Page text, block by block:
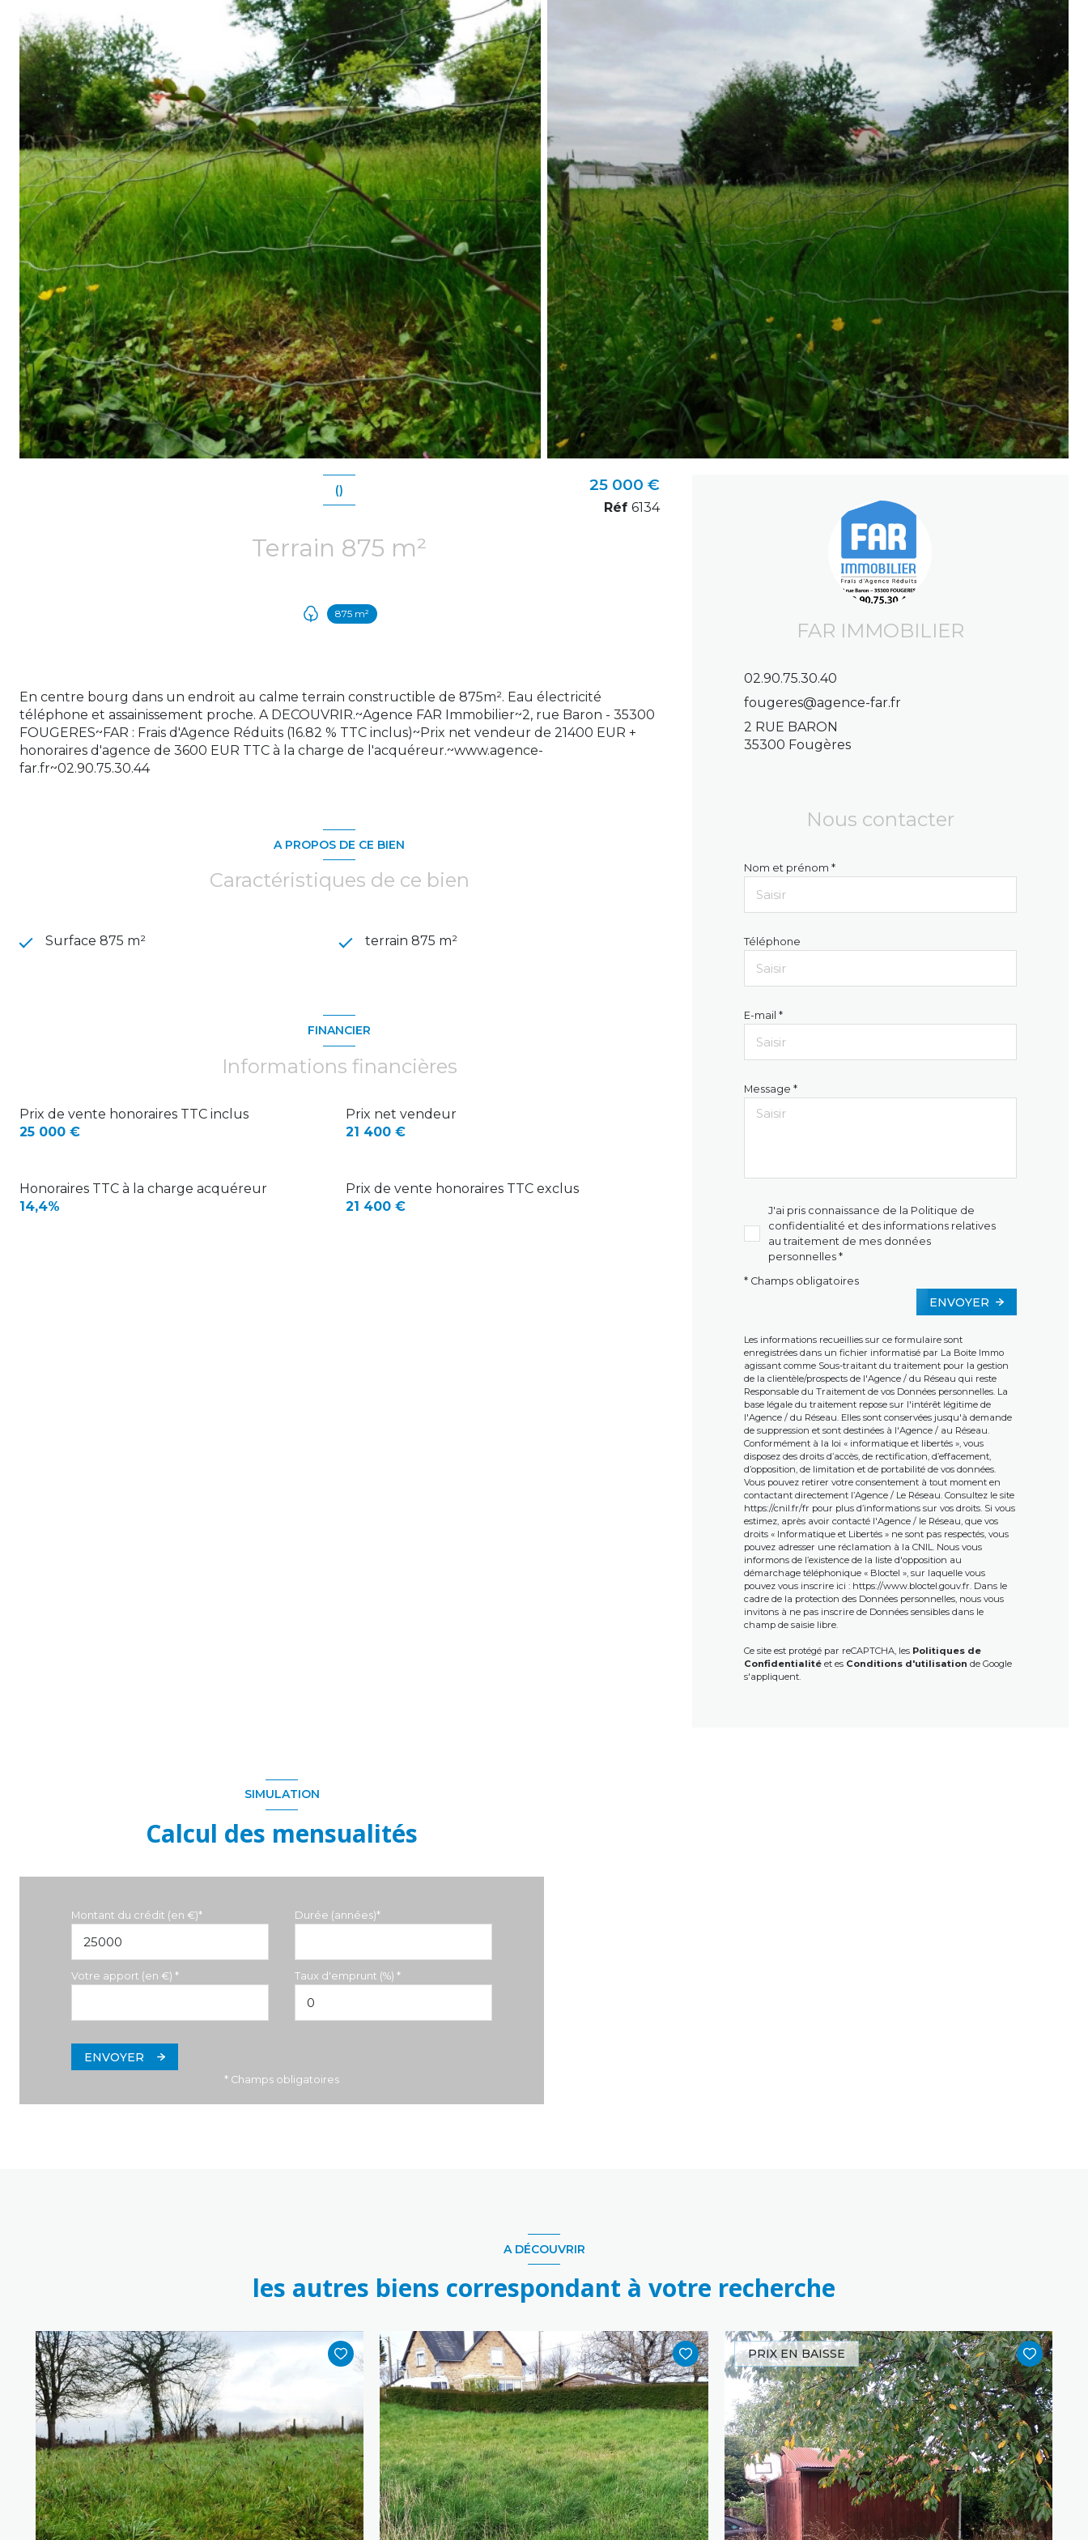
()
Terrain 875 m²
875 m²
25 000 €
Réf 6134
En centre bourg dans un endroit au calme terrain constructible de 875m². Eau électricité
téléphone et assainissement proche. A DECOUVRIR.~Agence FAR Immobilier~2, rue Baron - 35300
FOUGERES~FAR : Frais d'Agence Réduits (16.82 % TTC inclus)~Prix net vendeur de 21400 EUR +
honoraires d'agence de 3600 EUR TTC à la charge de l'acquéreur.~www.agence-
far.fr~02.90.75.30.44
A PROPOS DE CE BIEN
Caractéristiques de ce bien
Surface 875 m² terrain 875 m²
FINANCIER
Informations financières
Prix de vente honoraires TTC inclus
25 000 €
Prix net vendeur
21 400 €
Prix de vente honoraires TTC exclus
21 400 €
Honoraires TTC à la charge acquéreur
14,4%
FAR IMMOBILIER
02.90.75.30.40
fougeres@agence-far.fr
2 RUE BARON
35300 Fougères
Nous contacter
Nom et prénom *
Téléphone
E-mail *
Message *
J'ai pris connaissance de la Politique de
confidentialité et des informations relatives
au traitement de mes données
personnelles *
* Champs obligatoires
ENVOYER
Les informations recueillies sur ce formulaire sont
enregistrées dans un fichier informatisé par La Boite Immo
agissant comme Sous-traitant du traitement pour la gestion
de la clientèle/prospects de l'Agence / du Réseau qui reste
Responsable du Traitement de vos Données personnelles. La
base légale du traitement repose sur l'intérêt légitime de
l'Agence / du Réseau. Elles sont conservées jusqu'à demande
de suppression et sont destinées à l'Agence / au Réseau.
Conformément à la loi « informatique et libertés », vous
disposez des droits d’accès, de rectification, d’effacement,
d’opposition, de limitation et de portabilité de vos données.
Vous pouvez retirer votre consentement à tout moment en
contactant directement l’Agence / Le Réseau. Consultez le site
https://cnil.fr/fr pour plus d’informations sur vos droits. Si vous
estimez, après avoir contacté l'Agence / le Réseau, que vos
droits « Informatique et Libertés » ne sont pas respectés, vous
pouvez adresser une réclamation à la CNIL. Nous vous
informons de l’existence de la liste d'opposition au
démarchage téléphonique « Bloctel », sur laquelle vous
pouvez vous inscrire ici : https://www.bloctel.gouv.fr. Dans le
cadre de la protection des Données personnelles, nous vous
invitons à ne pas inscrire de Données sensibles dans le
champ de saisie libre.
Ce site est protégé par reCAPTCHA, les Politiques de
Confidentialitéet es Conditions d'utilisation de Google
s'appliquent.
SIMULATION
Calcul des mensualités
Montant du crédit (en €)* Durée (années)*
Votre apport (en €) * Taux d'emprunt (%) *
ENVOYER
* Champs obligatoires
A DÉCOUVRIR
les autres biens correspondant à votre recherche
PRIX EN BAISSE